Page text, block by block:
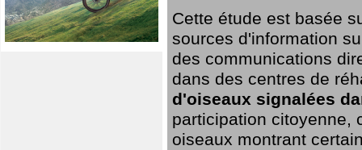
Cette étude est basée
sources d'information
des communications
dans des centres de
d'oiseaux signalées
participation citoyenne,
oiseaux montrant